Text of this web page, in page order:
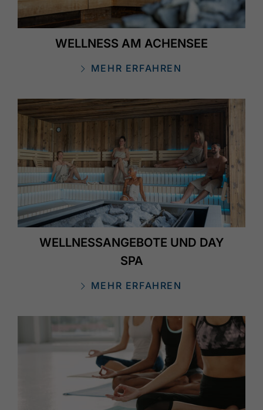
WELLNESS AM ACHENSEE
MEHR ERFAHREN
WELLNESSANGEBOTE UND DAY
SPA
MEHR ERFAHREN